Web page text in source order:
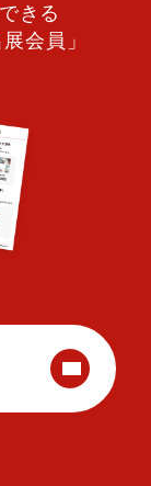
きる
会員」